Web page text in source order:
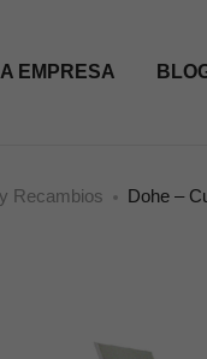
EMPRESA
Recambios Dohe –